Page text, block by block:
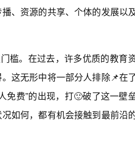
、资源的共享、个体的发展以
槛。在过去，许多优质的教育
这无形中将一部分人排除📌在
免费”的出现，打🙂破了这一壁
如何，都有机会接触到最前沿